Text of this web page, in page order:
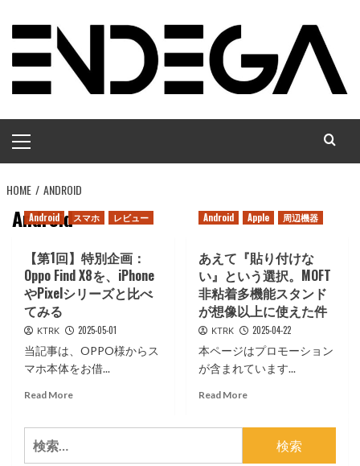
プ
イ
ン
メ
ニ
ュ
HOME ANDROID
Android
Android スマホ レビュー
【第1回】特別企画：
Oppo Find X8を、iPhone
やPixelシリーズと比べ
てみる
KTRK 2025-05-01
当記事は、OPPO様からス
マホ本体をお借...
Read MoreRead
Android Apple 周辺機器
あえて『貼り付けな
い』という選択。MOFT
非粘着多機能スタンド
が想像以上に使えた件
KTRK 2025-04-22
本ページはプロモーション
が含まれています...
Read MoreRead
検
索: